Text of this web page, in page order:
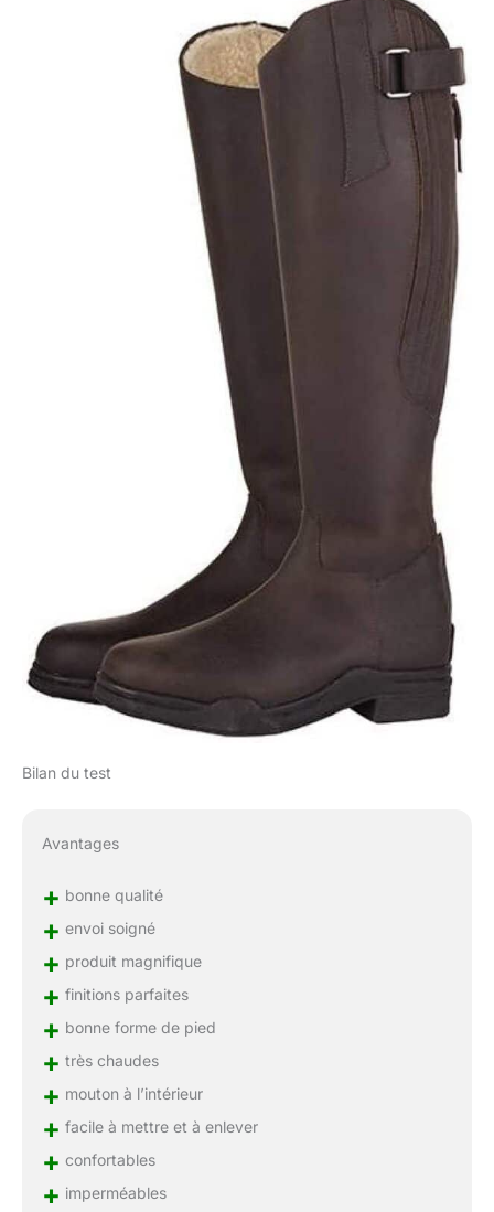
Bilan du test
Avantages
+ bonne qualité
+ envoi soigné
+ produit magnifique
+ finitions parfaites
+ bonne forme de pied
+ très chaudes
+ mouton à l’intérieur
+ facile à mettre et à enlever
+ confortables
+ imperméables